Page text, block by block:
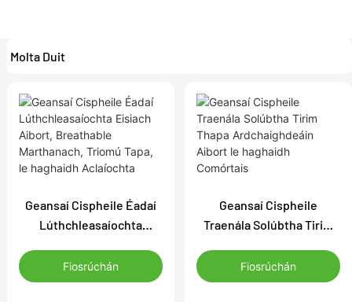
Molta Duit
Geansaí Cispheile Éadaí
Lúthchleasaíochta
Breathable Marthanach,
Triomú Tapa, le haghaidh
Fiosrúchán
Geansaí Cispheile
Traenála Solúbtha Tirim
Aibort le haghaidh
Comórtais
Fiosrúchán